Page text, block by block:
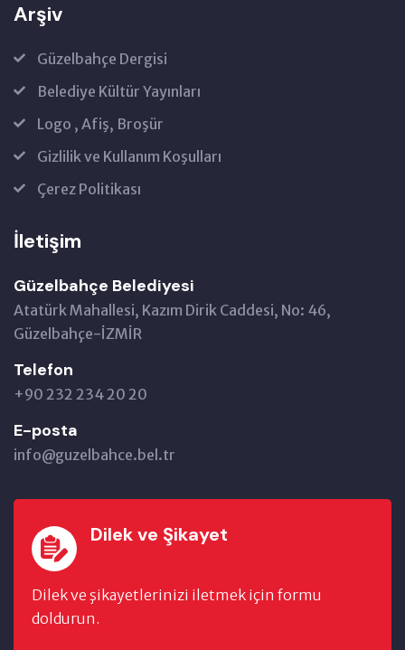
Arşiv
Güzelbahçe Dergisi
Belediye Kültür Yayınları
Logo , Afiş, Broşür
Gizlilik ve Kullanım Koşulları
Çerez Politikası
İletişim
Güzelbahçe Belediyesi
Atatürk Mahallesi, Kazım Dirik Caddesi, No: 46,
Güzelbahçe-İZMİR
Telefon
+90 232 234 20 20
E-posta
info@guzelbahce.bel.tr
Dilek ve Şikayet
Dilek ve şikayetlerinizi iletmek için formu
doldurun.